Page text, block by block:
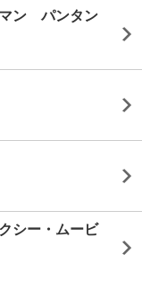
マン パンタン
シー・ムービ